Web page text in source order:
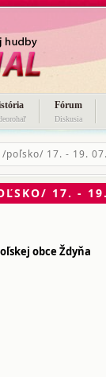
Fórum
Diskusia
poľsko/ 17. - 19.
17. -
obce Ždyňa